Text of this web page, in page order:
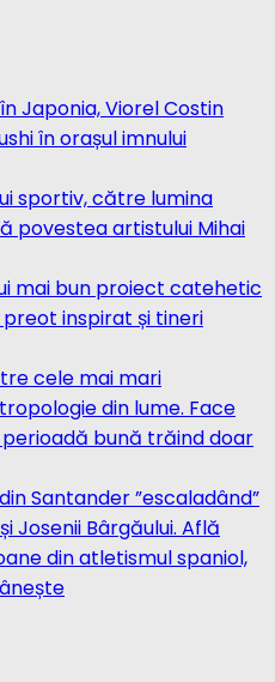
Japonia, Viorel Costin
în orașul imnului
sportiv, către lumina
povestea artistului Mihai
mai bun proiect catehetic
inspirat și tineri
cele mai mari
din lume. Face
bună trăind doar
Santander ”escaladând”
Josenii Bârgăului. Află
din atletismul spaniol,